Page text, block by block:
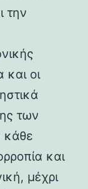
την
και οι
των
κάθε
και
μέχρι